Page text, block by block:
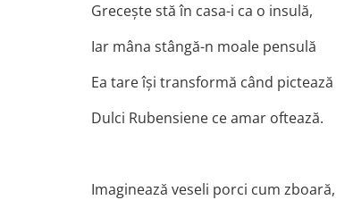
Greceşte stă în casa-i ca o insulă,
Iar mâna stângă-n moale pensulă
Ea tare îşi transformă când pictează
Dulci Rubensiene ce amar oftează.
Imaginează veseli porci cum zboară,